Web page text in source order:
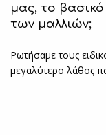
μας, το
των μαλλιών;
Ρωτήσαμε τους
μεγαλύτερο λάθος